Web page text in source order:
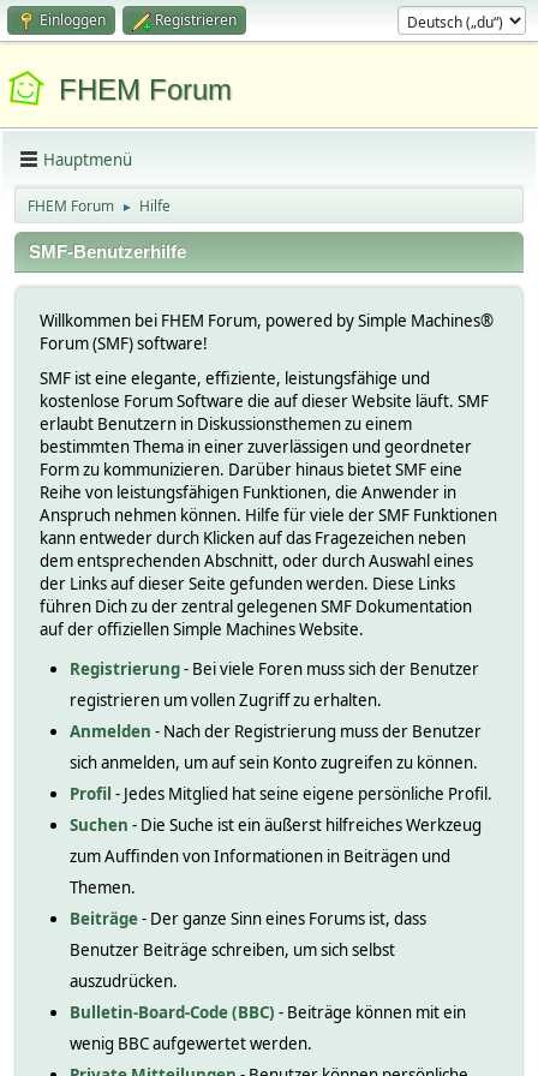
Einloggen Registrieren
FHEM Forum
Hauptmenü
FHEM Forum ► Hilfe
SMF-Benutzerhilfe
Willkommen bei FHEM Forum, powered by Simple Machines®
Forum (SMF) software!
SMF ist eine elegante, effiziente, leistungsfähige und
kostenlose Forum Software die auf dieser Website läuft. SMF
erlaubt Benutzern in Diskussionsthemen zu einem
bestimmten Thema in einer zuverlässigen und geordneter
Form zu kommunizieren. Darüber hinaus bietet SMF eine
Reihe von leistungsfähigen Funktionen, die Anwender in
Anspruch nehmen können. Hilfe für viele der SMF Funktionen
kann entweder durch Klicken auf das Fragezeichen neben
dem entsprechenden Abschnitt, oder durch Auswahl eines
der Links auf dieser Seite gefunden werden. Diese Links
führen Dich zu der zentral gelegenen SMF Dokumentation
auf der offiziellen Simple Machines Website.
Registrierung- Bei viele Foren muss sich der Benutzer
registrieren um vollen Zugriff zu erhalten.
Anmelden - Nach der Registrierung muss der Benutzer
sich anmelden, um auf sein Konto zugreifen zu können.
Profil - Jedes Mitglied hat seine eigene persönliche Profil.
Suchen - Die Suche ist ein äußerst hilfreiches Werkzeug
zum Auffinden von Informationen in Beiträgen und
Themen.
Beiträge- Der ganze Sinn eines Forums ist, dass
Benutzer Beiträge schreiben, um sich selbst
auszudrücken.
Bulletin-Board-Code (BBC) - Beiträge können mit ein
wenig BBC aufgewertet werden.